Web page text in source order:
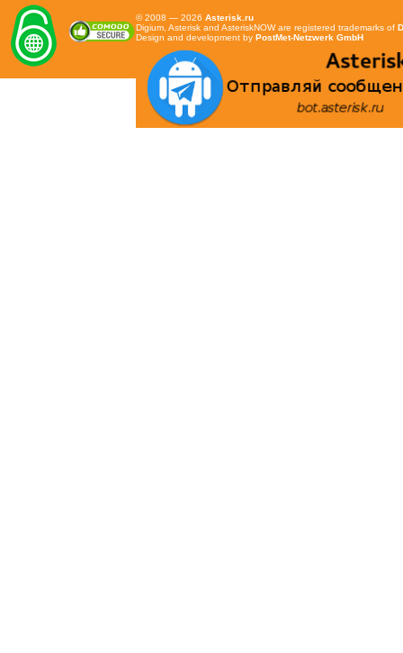
© 2008 — 2026 Asterisk.ru
Digium, Asterisk and AsteriskNOW are registered trademarks of
Design and development by PostMet-Netzwerk GmbH